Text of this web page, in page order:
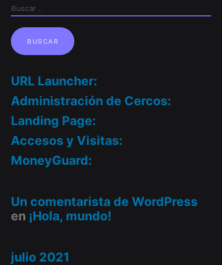
URL Launcher:
Administración de Cercos:
Landing Page:
Accesos y Visitas:
MoneyGuard:
Un comentarista de WordPress
en ¡Hola, mundo!
julio 2021